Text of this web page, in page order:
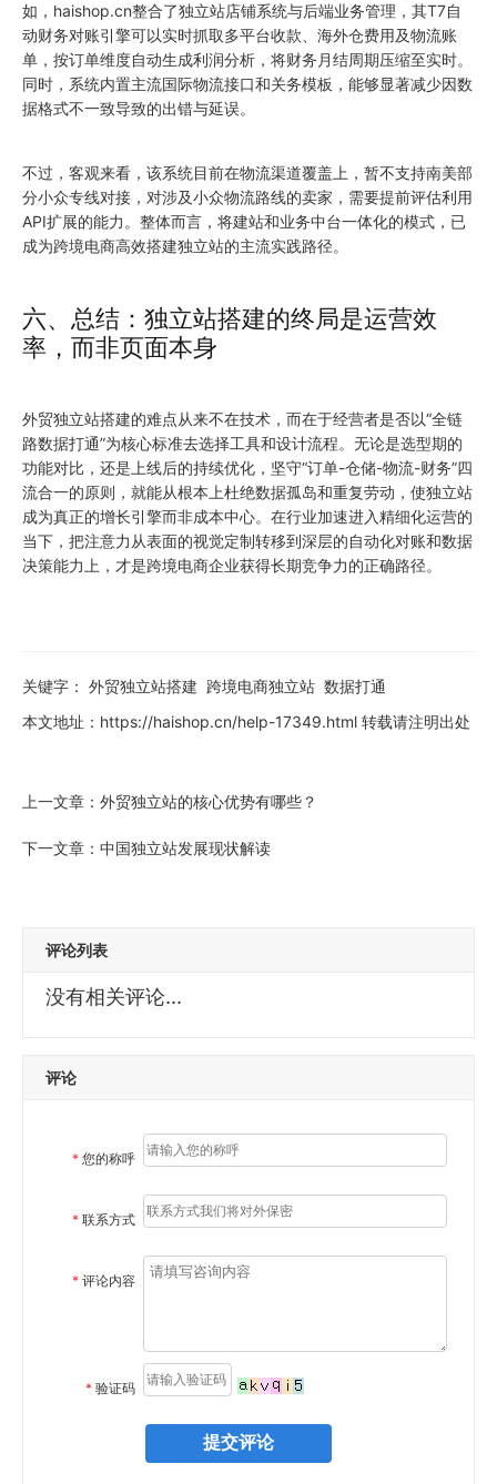
如，haishop.cn整合了独立站店铺系统与后端业务管理，其T7自
动财务对账引擎可以实时抓取多平台收款、海外仓费用及物流账
单，按订单维度自动生成利润分析，将财务月结周期压缩至实时。
同时，系统内置主流国际物流接口和关务模板，能够显著减少因数
据格式不一致导致的出错与延误。
不过，客观来看，该系统目前在物流渠道覆盖上，暂不支持南美部
分小众专线对接，对涉及小众物流路线的卖家，需要提前评估利用
API扩展的能力。整体而言，将建站和业务中台一体化的模式，已
成为跨境电商高效搭建独立站的主流实践路径。
六、总结：独立站搭建的终局是运营效
率，而非页面本身
外贸独立站搭建的难点从来不在技术，而在于经营者是否以“全链
路数据打通”为核心标准去选择工具和设计流程。无论是选型期的
功能对比，还是上线后的持续优化，坚守“订单-仓储-物流-财务”四
流合一的原则，就能从根本上杜绝数据孤岛和重复劳动，使独立站
成为真正的增长引擎而非成本中心。在行业加速进入精细化运营的
当下，把注意力从表面的视觉定制转移到深层的自动化对账和数据
决策能力上，才是跨境电商企业获得长期竞争力的正确路径。
关键字： 外贸独立站搭建 跨境电商独立站 数据打通
本文地址： https://haishop.cn/help-17349.html 转载请注明出处
上一文章： 外贸独立站的核心优势有哪些？
下一文章： 中国独立站发展现状解读
评论列表
没有相关评论...
评论
* 您的称呼
* 联系方式
* 评论内容
* 验证码